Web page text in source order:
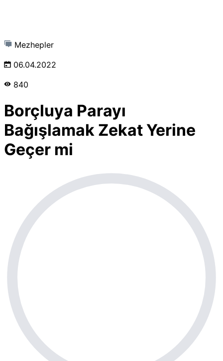
Mezhepler
06.04.2022
840
Borçluya Parayı
Bağışlamak Zekat Yerine
Geçer mi